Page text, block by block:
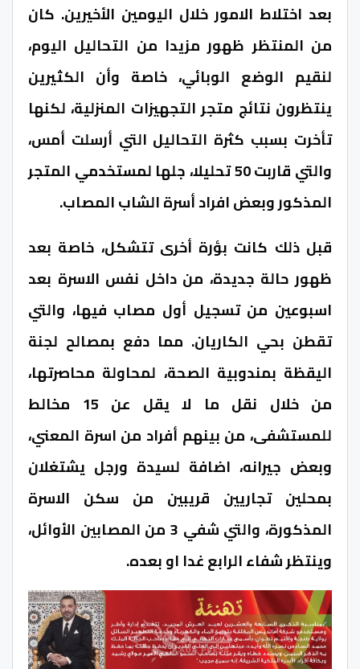
بعد اختلاط الامور خلال اليومين الأخيرين. كان
من المنتظر ظهور مزيدا من التحاليل اليوم،
لنقيم الوضع الوبائي، خاصة وأن الكثيرين
ينتظرون نتائج متجر التجهيزات المنزلية، لكنها
تأخرت بسبب كثرة التحاليل التي أرسلت أمس،
والتي قاربت 50 تحليلا، جلها لمستخدمي المتجر
المذكور وبعض افراد أسرة الشاب المصاب.
قبل ذلك كانت بؤرة أخرى تتشكل، خاصة بعد
ظهور حالة جديدة، من داخل نفس الاسرة بعد
اسبوعين من تسجيل أول مصاب فيها، والتي
تقطن بحي الكاريان. مما دفع بمصالح لجنة
اليقظة بمندوبية الصحة، لمحاولة محاصرتها،
من خلال نقل ما لا يقل عن 15 مخالط
للمستشفى، من بينهم أفراد من اسرة المعني،
وبعض جيرانه، اضافة لسيدة ورجل يشتغلان
بمحلين تجاريين قريبين من سكن الاسرة
المذكورة، والتي شفي 3 من المصابين الأوائل،
وينتظر شفاء الرابع غدا او بعده.